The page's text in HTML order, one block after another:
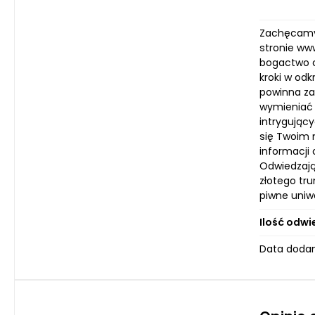
stronie
bogactwo
kroki w
powinna
się Twoim
informacji
złotego
piwne
Ilość
Data